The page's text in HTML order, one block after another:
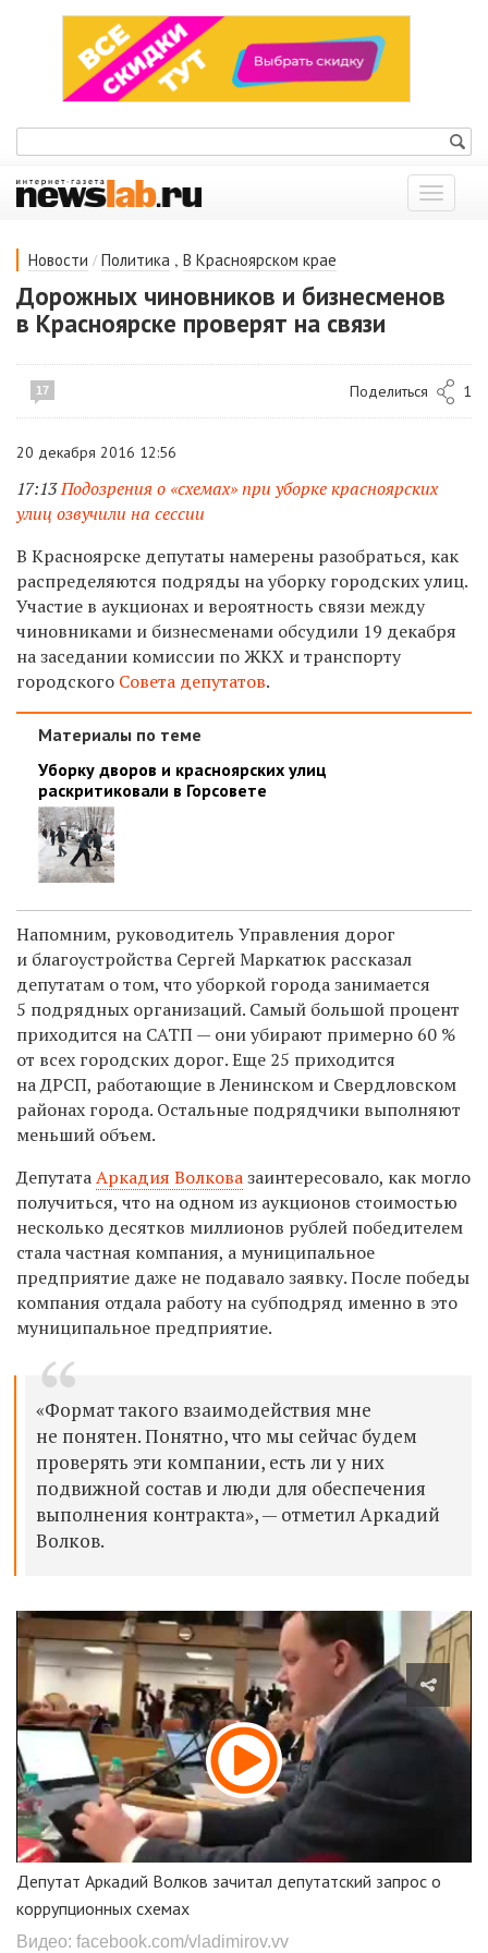
Показать
меню
Новости / Политика , В Красноярском крае
Дорожных чиновников и бизнесменов
в Красноярске проверят на связи
17 Поделиться 1
20 декабря 2016 12:56
17:13Подозрения о «схемах» при уборке красноярских
улиц озвучили на сессии
В Красноярске депутаты намерены разобраться, как
распределяются подряды на уборку городских улиц.
Участие в аукционах и вероятность связи между
чиновниками и бизнесменами обсудили 19 декабря
на заседании комиссии по ЖКХ и транспорту
городского Совета депутатов.
Материалы по теме
Уборку дворов и красноярских улиц
раскритиковали в Горсовете
Напомним, руководитель Управления дорог
и благоустройства Сергей Маркатюк рассказал
депутатам о том, что уборкой города занимается
5 подрядных организаций. Самый большой процент
приходится на САТП — они убирают примерно 60 %
от всех городских дорог. Еще 25 приходится
на ДРСП, работающие в Ленинском и Свердловском
районах города. Остальные подрядчики выполняют
меньший объем.
ДепутатаАркадия Волковазаинтересовало, как могло
получиться, что на одном из аукционов стоимостью
несколько десятков миллионов рублей победителем
стала частная компания, а муниципальное
предприятие даже не подавало заявку. После победы
компания отдала работу на субподряд именно в это
муниципальное предприятие.
«Формат такого взаимодействия мне
не понятен. Понятно, что мы сейчас будем
проверять эти компании, есть ли у них
подвижной состав и люди для обеспечения
выполнения контракта», — отметил Аркадий
Волков.
Депутат Аркадий Волков зачитал депутатский запрос о
коррупционных схемах
Видео: facebook.com/vladimirov.vv